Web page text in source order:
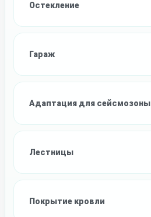
Остекление
Гараж
Адаптация для сейсмозоны
Лестницы
Покрытие кровли